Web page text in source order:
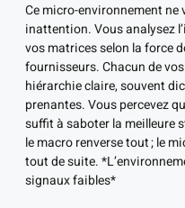
Ce micro-environnement ne
inattention. Vous analysez
vos matrices selon la force
fournisseurs. Chacun de
hiérarchie claire, souvent
prenantes. Vous percevez
suffit à saboter la meilleure
le macro renverse tout ; le
tout de suite.
signaux faibles*